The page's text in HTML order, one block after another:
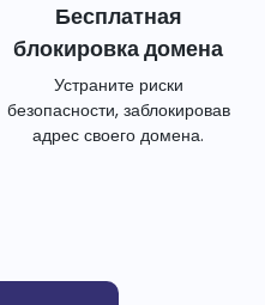
Бесплатная
блокировка домена
Устраните риски
безопасности, заблокировав
адрес своего домена.